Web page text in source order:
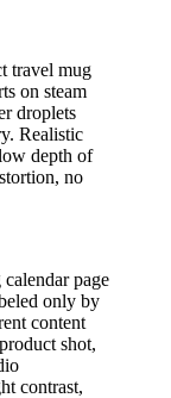
travel mug
on steam
droplets
Realistic
depth of
no
page
only by
content
shot,
contrast,